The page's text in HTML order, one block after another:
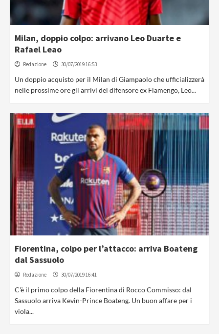
Milan, doppio colpo: arrivano Leo Duarte e
Rafael Leao
Redazione 30/07/2019 16:53
Un doppio acquisto per il Milan di Giampaolo che ufficializzerà
nelle prossime ore gli arrivi del difensore ex Flamengo, Leo...
Fiorentina, colpo per l’attacco: arriva Boateng
dal Sassuolo
Redazione 30/07/2019 16:41
C'è il primo colpo della Fiorentina di Rocco Commisso: dal
Sassuolo arriva Kevin-Prince Boateng. Un buon affare per i
viola...